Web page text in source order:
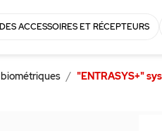
ACCESSOIRES ET RÉCEPTEURS
"ENTRASYS+"